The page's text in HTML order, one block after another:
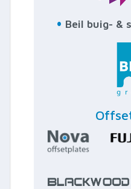
• Beil buig- &